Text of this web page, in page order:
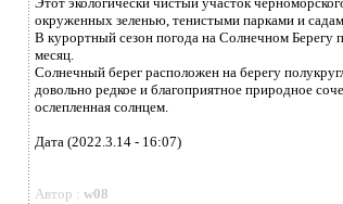
окруженных зеленью, тенистыми парками и
В курортный сезон погода на Солнечном Берегу
месяц.
Солнечный берег расположен на берегу
довольно редкое и благоприятное природное
ослепленная солнцем.
Дата (2022.3.14 - 16:07)
Автор : w08